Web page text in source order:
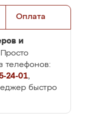
Оплата
и
телефонов:
24-01,
быстро